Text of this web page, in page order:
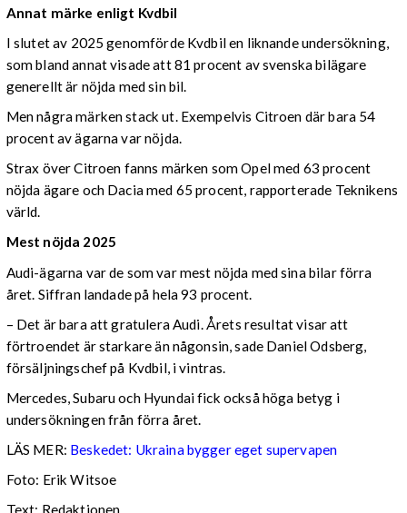
Annat märke enligt Kvdbil
I slutet av 2025 genomförde Kvdbil en liknande undersökning,
som bland annat visade att 81 procent av svenska bilägare
generellt är nöjda med sin bil.
Men några märken stack ut. Exempelvis Citroen där bara 54
procent av ägarna var nöjda.
Strax över Citroen fanns märken som Opel med 63 procent
nöjda ägare och Dacia med 65 procent, rapporterade Teknikens
värld.
Mest nöjda 2025
Audi-ägarna var de som var mest nöjda med sina bilar förra
året. Siffran landade på hela 93 procent.
– Det är bara att gratulera Audi. Årets resultat visar att
förtroendet är starkare än någonsin, sade Daniel Odsberg,
försäljningschef på Kvdbil, i vintras.
Mercedes, Subaru och Hyundai fick också höga betyg i
undersökningen från förra året.
LÄS MER: Beskedet: Ukraina bygger eget supervapen
Foto: Erik Witsoe
Text: Redaktionen